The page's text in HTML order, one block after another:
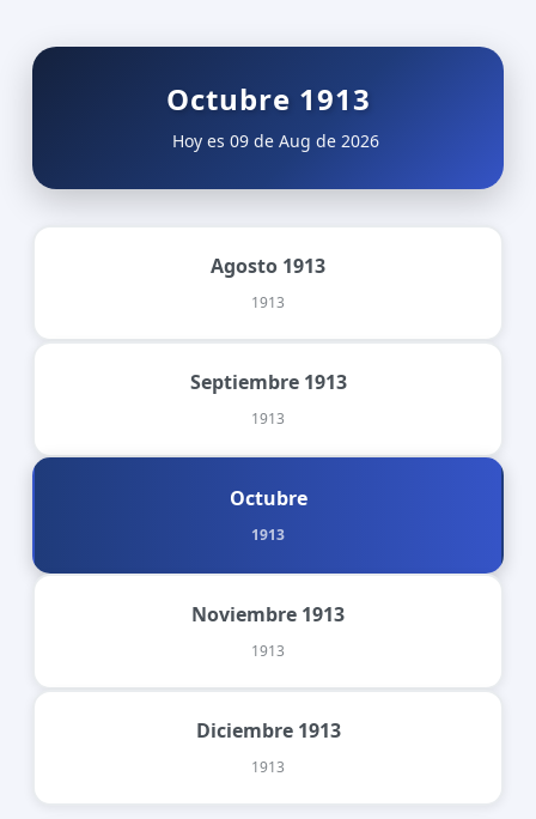
Octubre 1913
Hoy es 09 de Aug de 2026
Agosto 1913
1913
Septiembre 1913
1913
Octubre
1913
Noviembre 1913
1913
Diciembre 1913
1913